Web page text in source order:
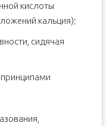
кислоты
кальция);
сидячая